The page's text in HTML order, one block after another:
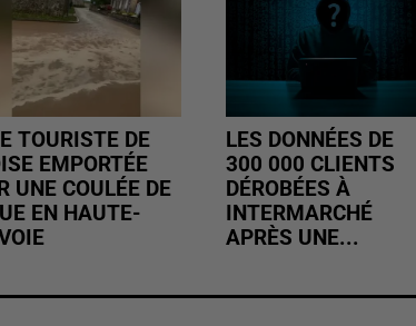
TOURISTE DE
EMPORTÉE
UNE COULÉE DE
EN HAUTE-
LES DONNÉES DE
300 000 CLIENTS
DÉROBÉES À
INTERMARCHÉ
APRÈS UNE...